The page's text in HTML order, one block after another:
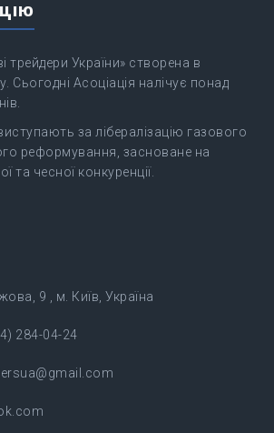
трейдери України» створена в
Сьогодні Асоціація налічує понад
за лібералізацію газового
реформування, засноване на
та чесної конкуренції.
9 , м. Київ, Україна
284-04-24